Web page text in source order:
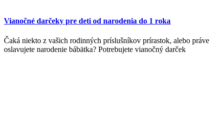
Vianočné darčeky pre deti od narodenia do 1 roka
Čaká niekto z vašich rodinných príslušníkov prírastok, alebo práve
oslavujete narodenie bábätka? Potrebujete vianočný darček